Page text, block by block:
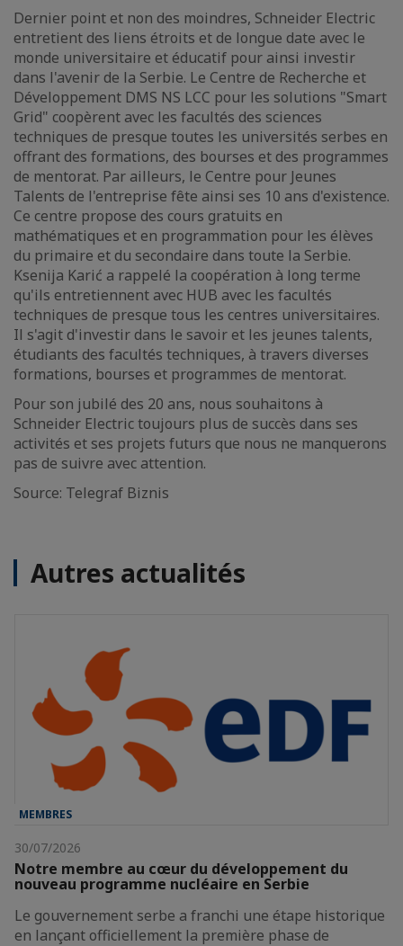
Dernier point et non des moindres, Schneider Electric
entretient des liens étroits et de longue date avec le
monde universitaire et éducatif pour ainsi investir
dans l'avenir de la Serbie. Le Centre de Recherche et
Développement DMS NS LCC pour les solutions "Smart
Grid" coopèrent avec les facultés des sciences
techniques de presque toutes les universités serbes en
offrant des formations, des bourses et des programmes
de mentorat. Par ailleurs, le Centre pour Jeunes
Talents de l'entreprise fête ainsi ses 10 ans d'existence.
Ce centre propose des cours gratuits en
mathématiques et en programmation pour les élèves
du primaire et du secondaire dans toute la Serbie.
Ksenija Karić a rappelé la coopération à long terme
qu'ils entretiennent avec HUB avec les facultés
techniques de presque tous les centres universitaires.
Il s'agit d'investir dans le savoir et les jeunes talents,
étudiants des facultés techniques, à travers diverses
formations, bourses et programmes de mentorat.
Pour son jubilé des 20 ans, nous souhaitons à
Schneider Electric toujours plus de succès dans ses
activités et ses projets futurs que nous ne manquerons
pas de suivre avec attention.
Source: Telegraf Biznis
Autres actualités
MEMBRES
30/07/2026
Notre membre au cœur du développement du
nouveau programme nucléaire en Serbie
Le gouvernement serbe a franchi une étape historique
en lançant officiellement la première phase de